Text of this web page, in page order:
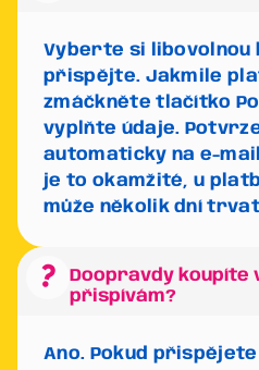
Vyberte si libovolnou
přispějte. Jakmile
zmáčkněte tlačítko
vyplňte údaje.
automaticky na e-
je to okamžité, u
může několik dní
question_mark
Doopravdy koupíte
přispívám?
Ano. Pokud